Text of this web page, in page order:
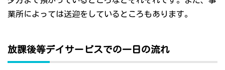
業所によっては送迎をしているところもあります。
放課後等デイサービスでの一日の流れ